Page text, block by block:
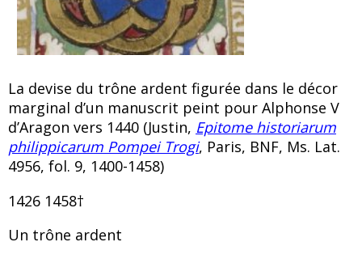
La devise du trône ardent figurée dans le décor
marginal d’un manuscrit peint pour Alphonse V
d’Aragon vers 1440 (Justin, Epitome historiarum
philippicarum Pompei Trogi, Paris, BNF, Ms. Lat.
4956, fol. 9, 1400-1458)
1426 1458†
Un trône ardent